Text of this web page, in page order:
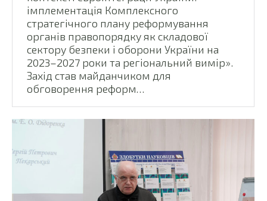
імплементація Комплексного
стратегічного плану реформування
органів правопорядку як складової
сектору безпеки і оборони України на
2023–2027 роки та регіональний вимір».
Захід став майданчиком для
обговорення реформ…